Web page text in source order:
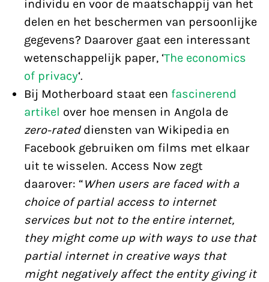
individu en voor de maatschappij van het
delen en het beschermen van persoonlijke
gegevens? Daarover gaat een interessant
wetenschappelijk paper, ‘The economics
of privacy‘.
Bij Motherboard staat een fascinerend
artikel over hoe mensen in Angola de
zero-rateddiensten van Wikipedia en
Facebook gebruiken om films met elkaar
uit te wisselen. Access Now zegt
daarover: “When users are faced with a
choice of partial access to internet
services but not to the entire internet,
they might come up with ways to use that
partial internet in creative ways that
might negatively affect the entity giving it